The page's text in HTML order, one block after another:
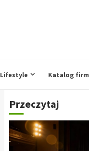
Lifestyle Katalog firm
Przeczytaj